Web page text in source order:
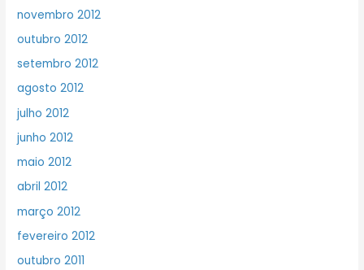
novembro 2012
outubro 2012
setembro 2012
agosto 2012
julho 2012
junho 2012
maio 2012
abril 2012
março 2012
fevereiro 2012
outubro 2011